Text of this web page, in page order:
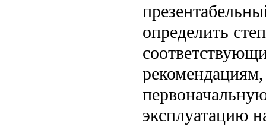
определить
эксплуатацию